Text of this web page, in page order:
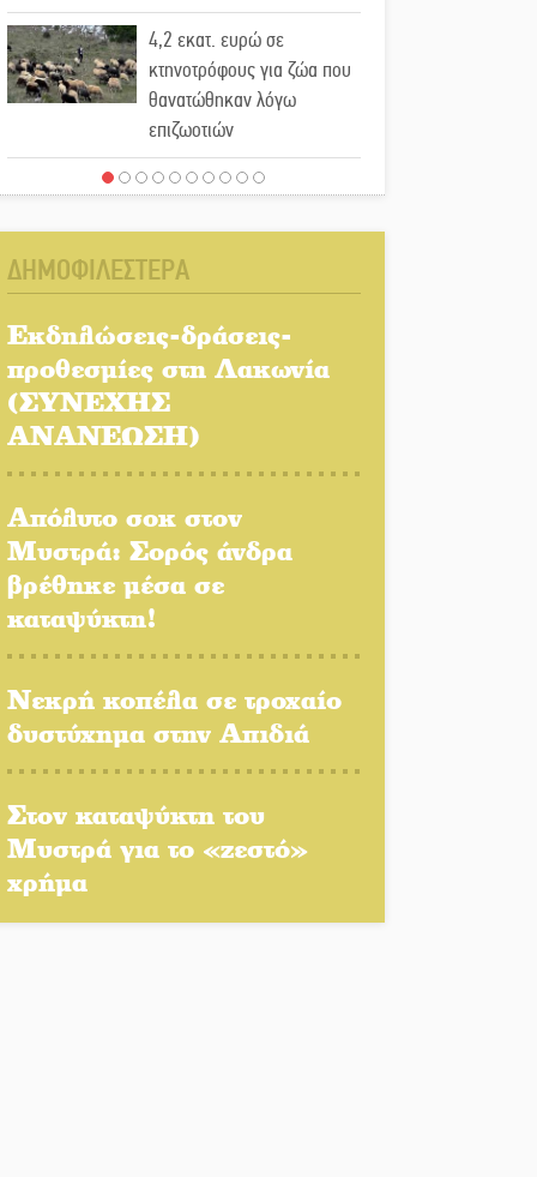
4,2 εκατ. ευρώ σε
κτηνοτρόφους για ζώα που
θανατώθηκαν λόγω
επιζωοτιών
Η ψυχολογία της ανατροπής
Ένα «ταξίδι» τέχνης και
Τα Λαγκάδια κρατούν
ζωντανή την τέχνη της
πέτρας
Ελεωνόρας Ζουγανέλη το
Σαϊνοπούλειο
Πλούσιο πολιτιστικό
πρόγραμμα δίνει «χρώμα»
Χασισοφυτεία στην
Παλαιοπαναγιά ξεσκέπασε η
Μπαρόκ μελωδίες κάτω
ΔΗΜΟΦΙΛΕΣΤΕΡΑ
Εκδηλώσεις-δράσεις-
προθεσμίες στη Λακωνία
(ΣΥΝΕΧΗΣ
ΑΝΑΝΕΩΣΗ)
Απόλυτο σοκ στον
Μυστρά: Σορός άνδρα
βρέθηκε μέσα σε
καταψύκτη!
Νεκρή κοπέλα σε τροχαίο
δυστύχημα στην Απιδιά
Στον καταψύκτη του
Μυστρά για το «ζεστό»
χρήμα